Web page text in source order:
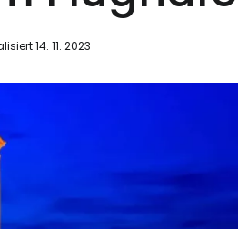
14. 11. 2023